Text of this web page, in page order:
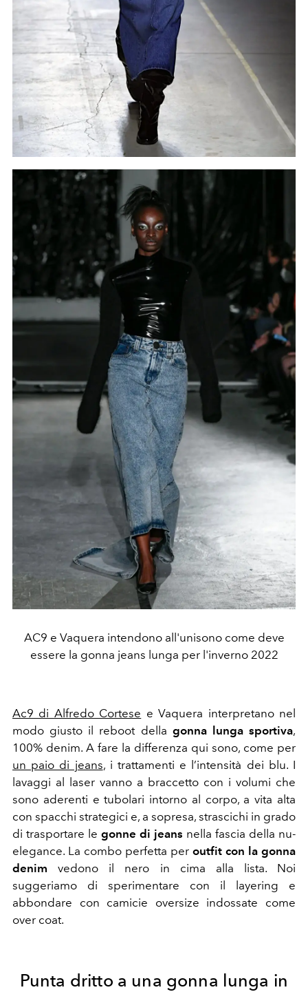
AC9 e Vaquera intendono all'unisono come deve
essere la gonna jeans lunga per l'inverno 2022
Ac9 di Alfredo Cortese e Vaquera interpretano nel
modo giusto il reboot della gonna lunga sportiva,
100% denim. A fare la differenza qui sono, come per
un paio di jeans, i trattamenti e l’intensità dei blu. I
lavaggi al laser vanno a braccetto con i volumi che
sono aderenti e tubolari intorno al corpo, a vita alta
con spacchi strategici e, a sopresa, strascichi in grado
di trasportare le gonne di jeans nella fascia della nu-
elegance. La combo perfetta per outfit con la gonna
denim vedono il nero in cima alla lista. Noi
suggeriamo di sperimentare con il layering e
abbondare con camicie oversize indossate come
over coat.
Punta dritto a una gonna lunga in